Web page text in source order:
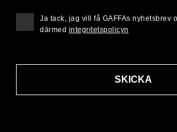
SKICKA
Ja tack, jag vill få GAFFAs nyhetsbrev
därmed integritetspolicyn